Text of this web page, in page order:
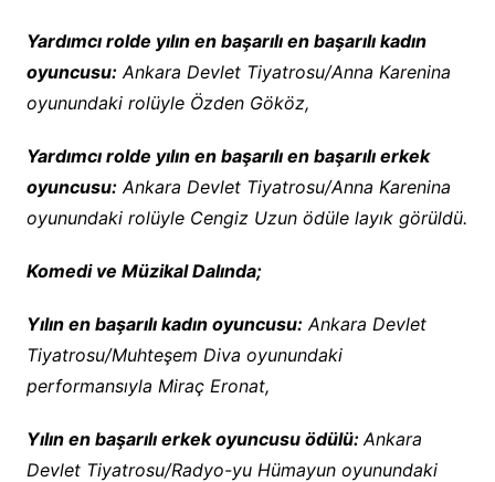
Yardımcı rolde yılın en başarılı en başarılı kadın
oyuncusu:Ankara Devlet Tiyatrosu/Anna Karenina
oyunundaki rolüyle Özden Gököz,
Yardımcı rolde yılın en başarılı en başarılı erkek
oyuncusu:Ankara Devlet Tiyatrosu/Anna Karenina
oyunundaki rolüyle Cengiz Uzun ödüle layık görüldü.
Komedi ve Müzikal Dalında;
Yılın en başarılı kadın oyuncusu:Ankara Devlet
Tiyatrosu/Muhteşem Diva oyunundaki
performansıyla Miraç Eronat,
Yılın en başarılı erkek oyuncusu ödülü:Ankara
Devlet Tiyatrosu/Radyo-yu Hümayun oyunundaki